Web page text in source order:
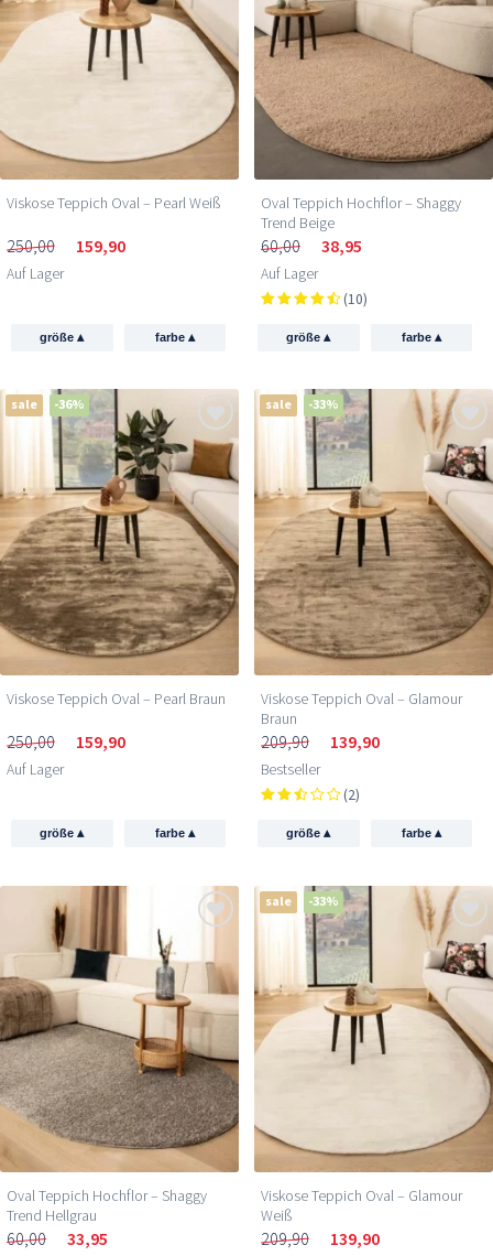
Viskose Teppich Oval – Pearl Weiß
250,00 159,90
Auf Lager
größe▴ farbe ▴
Oval Teppich Hochflor – Shaggy
Trend Beige
60,00 38,95
Auf Lager
(10)
größe▴ farbe ▴
sale -36%
Viskose Teppich Oval – Pearl Braun
250,00 159,90
Auf Lager
größe▴ farbe ▴
sale -33%
Viskose Teppich Oval – Glamour
Braun
209,90 139,90
Bestseller
(2)
größe▴ farbe ▴
Oval Teppich Hochflor – Shaggy
Trend Hellgrau
60,00 33,95
sale -33%
Viskose Teppich Oval – Glamour
Weiß
209,90 139,90